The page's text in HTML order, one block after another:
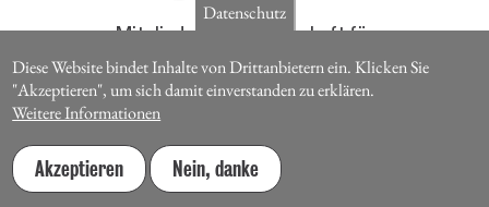
Mitglieder der Gesellschaft für
Medienwissenschaft erhalten die Zeitschrift für
Medienwissenschaft kostenlos.
Jetzt Mitglied werden
Datenschutz
Diese Website bindet Inhalte von Drittanbietern ein. Klicken Sie
"Akzeptieren", um sich damit einverstanden zu erklären.
Weitere Informationen
Akzeptieren Nein, danke